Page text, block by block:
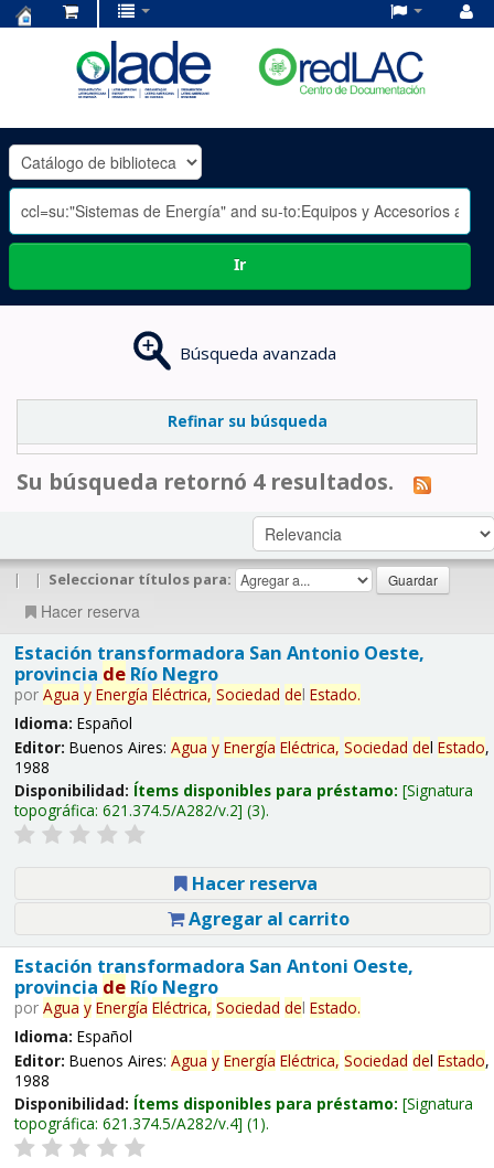
OLADE
-
Ir
Búsqueda avanzada
Refinar su búsqueda
Su búsqueda retornó 4 resultados.
| | Seleccionar títulos para:
Hacer reserva
Estación transformadora San Antonio Oeste,
provincia deRío Negro
por Agua y Energía Eléctrica, Sociedad del Estado.
Idioma: Español
Editor: Buenos Aires: Agua y Energía Eléctrica, Sociedad del Estado,
1988
Disponibilidad: Ítems disponibles para préstamo: Signatura
topográfica: 621.374.5/A282/v.2 (3).
Hacer reserva
Agregar al carrito
Estación transformadora San Antoni Oeste,
provincia deRío Negro
por Agua y Energía Eléctrica, Sociedad del Estado.
Idioma: Español
Editor: Buenos Aires: Agua y Energía Eléctrica, Sociedad del Estado,
1988
Disponibilidad: Ítems disponibles para préstamo: Signatura
topográfica: 621.374.5/A282/v.4 (1).